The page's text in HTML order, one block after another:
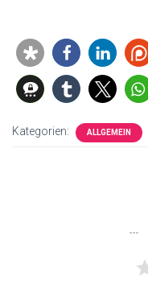
Kategorien: ALLGEMEIN